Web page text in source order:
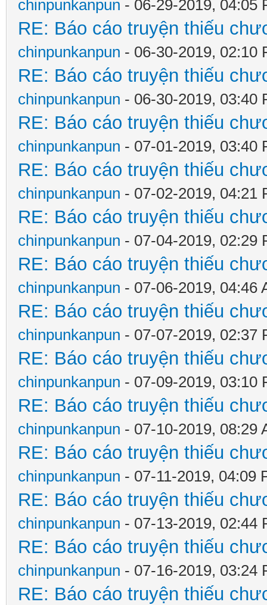
chinpunkanpun - 06-29-2019, 04:05
RE: Báo cáo truyện thiếu
chinpunkanpun - 06-30-2019, 02:10
RE: Báo cáo truyện thiếu
chinpunkanpun - 06-30-2019, 03:40
RE: Báo cáo truyện thiếu
chinpunkanpun - 07-01-2019, 03:40
RE: Báo cáo truyện thiếu
chinpunkanpun - 07-02-2019, 04:21
RE: Báo cáo truyện thiếu
chinpunkanpun - 07-04-2019, 02:29
RE: Báo cáo truyện thiếu
chinpunkanpun - 07-06-2019, 04:46
RE: Báo cáo truyện thiếu
chinpunkanpun - 07-07-2019, 02:37
RE: Báo cáo truyện thiếu
chinpunkanpun - 07-09-2019, 03:10
RE: Báo cáo truyện thiếu
chinpunkanpun - 07-10-2019, 08:29
RE: Báo cáo truyện thiếu
chinpunkanpun - 07-11-2019, 04:09
RE: Báo cáo truyện thiếu
chinpunkanpun - 07-13-2019, 02:44
RE: Báo cáo truyện thiếu
chinpunkanpun - 07-16-2019, 03:24
RE: Báo cáo truyện thiếu